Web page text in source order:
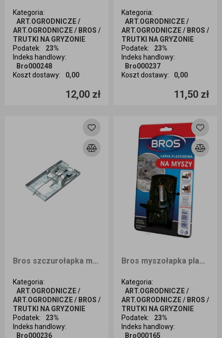
Kategoria:
ART.OGRODNICZE /
ART.OGRODNICZE / BROS /
TRUTKI NA GRYZONIE
Podatek:
23%
Indeks handlowy:
Bro000248
Koszt dostawy: 0,00
12,00 zł
Ilość sztuk
Kategoria:
ART.OGRODNICZE /
ART.OGRODNICZE / BROS /
TRUTKI NA GRYZONIE
Podatek:
23%
Indeks handlowy:
Bro000237
Koszt dostawy: 0,00
11,50 zł
Ilość sztuk
Bros szczurołapka metalowa
Kategoria:
ART.OGRODNICZE /
ART.OGRODNICZE / BROS /
TRUTKI NA GRYZONIE
Podatek:
23%
Indeks handlowy:
Bro000236
Bros myszołapka plastikowa
Kategoria:
ART.OGRODNICZE /
ART.OGRODNICZE / BROS /
TRUTKI NA GRYZONIE
Podatek:
23%
Indeks handlowy:
Bro000165